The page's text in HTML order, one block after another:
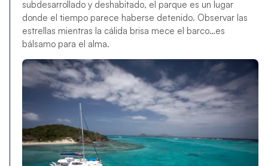
subdesarrollado y deshabitado, el parque es un lugar
donde el tiempo parece haberse detenido. Observar las
estrellas mientras la cálida brisa mece el barco…es
bálsamo para el alma.